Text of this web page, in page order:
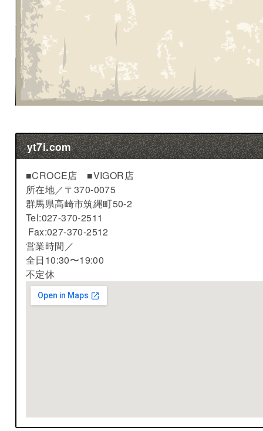
yt7i.com
■CROCE店 ■VIGOR店
所在地／〒370-0075
群馬県高崎市筑縄町50-2
Tel:027-370-2511
Fax:027-370-2512
営業時間／
全日10:30〜19:00
不定休